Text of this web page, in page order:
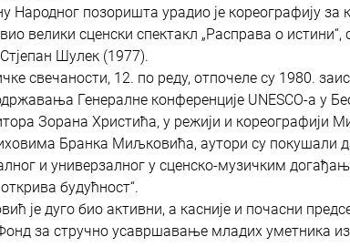
Народног позоришта урадио је кореографију
велики сценски спектакл „Расправа о
Шулек (1977).
свечаности, 12. по реду, отпочеле су 1980.
Генералне конференције UNESCO-а у
Зорана Христића, у режији и кореографији
Бранка Миљковића, аутори су покушали
и универзалног у сценско-музичким
будућност“.
је дуго био активни, а касније и почасни
за стручно усавршавање младих уметника